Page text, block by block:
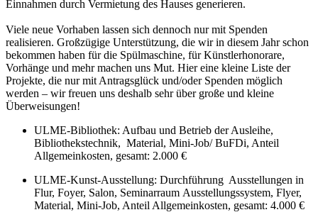
Einnahmen durch Vermietung des Hauses generieren.
Viele neue Vorhaben lassen sich dennoch nur mit Spenden
realisieren. Großzügige Unterstützung, die wir in diesem Jahr schon
bekommen haben für die Spülmaschine, für Künstlerhonorare,
Vorhänge und mehr machen uns Mut. Hier eine kleine Liste der
Projekte, die nur mit Antragsglück und/oder Spenden möglich
werden – wir freuen uns deshalb sehr über große und kleine
Überweisungen!
ULME-Bibliothek: Aufbau und Betrieb der Ausleihe,
Bibliothekstechnik, Material, Mini-Job/ BuFDi, Anteil
Allgemeinkosten, gesamt: 2.000 €
ULME-Kunst-Ausstellung: Durchführung Ausstellungen in
Flur, Foyer, Salon, Seminarraum Ausstellungssystem, Flyer,
Material, Mini-Job, Anteil Allgemeinkosten, gesamt: 4.000 €